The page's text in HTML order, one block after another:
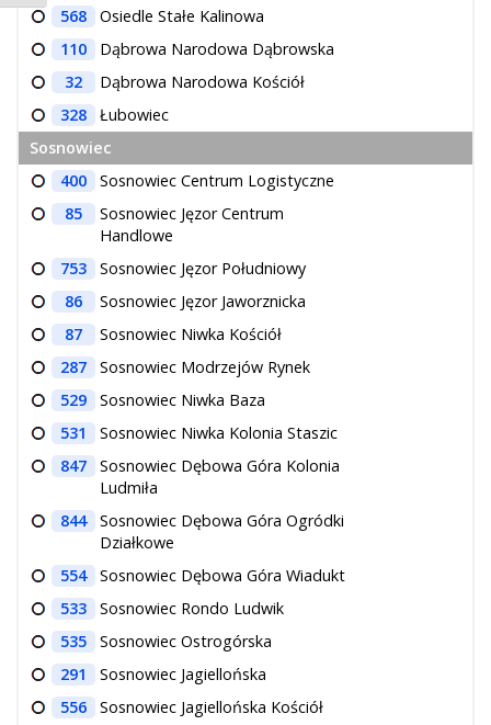
568
Osiedle Stałe Kalinowa
110
Dąbrowa Narodowa Dąbrowska
32
Dąbrowa Narodowa Kościół
328
Łubowiec
Sosnowiec
400
Sosnowiec Centrum Logistyczne
85
Sosnowiec Jęzor Centrum
Handlowe
753
Sosnowiec Jęzor Południowy
86
Sosnowiec Jęzor Jaworznicka
87
Sosnowiec Niwka Kościół
287
Sosnowiec Modrzejów Rynek
529
Sosnowiec Niwka Baza
531
Sosnowiec Niwka Kolonia Staszic
847
Sosnowiec Dębowa Góra Kolonia
Ludmiła
844
Sosnowiec Dębowa Góra Ogródki
Działkowe
554
Sosnowiec Dębowa Góra Wiadukt
533
Sosnowiec Rondo Ludwik
535
Sosnowiec Ostrogórska
291
Sosnowiec Jagiellońska
556
Sosnowiec Jagiellońska Kościół